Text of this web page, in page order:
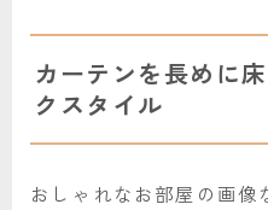
カーテンを長めに
クスタイル
おしゃれなお部屋の画